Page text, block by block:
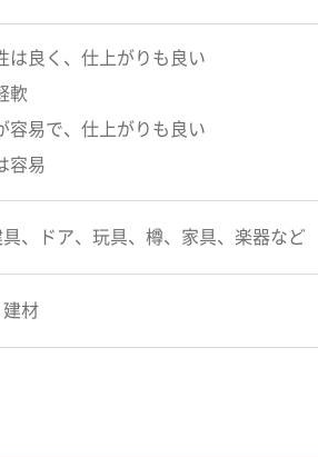
は良く、仕上がりも良い
軟
容易で、仕上がりも良い
容易
、ドア、玩具、樽、家具、楽器など
材